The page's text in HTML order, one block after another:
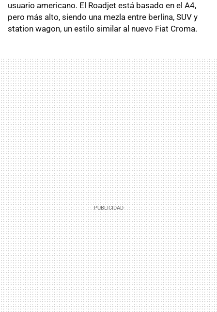
usuario americano. El Roadjet está basado en el A4,
pero más alto, siendo una mezla entre berlina, SUV y
station wagon, un estilo similar al nuevo Fiat Croma.